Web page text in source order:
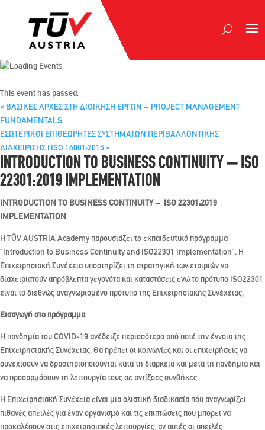
This event has passed.
« ΒΑΣΙΚΕΣ ΑΡΧΕΣ ΣΤΗ ΔΙΟΙΚΗΣΗ ΕΡΓΩΝ – PROJECT MANAGEMENT
FUNDAMENTALS
ΕΣΩΤΕΡΙΚΟΙ ΕΠΙΘΕΩΡΗΤΕΣ ΣΥΣΤΗΜΑΤΩΝ ΠΕΡΙΒΑΛΛΟΝΤΙΚΗΣ
ΔΙΑΧΕΙΡΙΣΗΣ | ISO 14001:2015 »
INTRODUCTION TO BUSINESS CONTINUITY – ISO
22301:2019 IMPLEMENTATION
INTRODUCTION TO BUSINESS CONTINUITY – ISO 22301:2019
IMPLEMENTATION
H TÜV AUSTRIA Academy παρουσιάζει το εκπαιδευτικό πρόγραμμα
“Introduction to Business Continuity and ISO22301 Implementation”. Η
Επιχειρησιακή Συνέχεια υποστηρίζει τη στρατηγική των εταιριών να
διαχειριστούν απρόβλεπτα γεγονότα και καταστάσεις ενώ το πρότυπο ISO22301
είναι το διεθνώς αναγνωρισμένο πρότυπο της Επιχειρησιακής Συνέχειας.
Εισαγωγή στο πρόγραμμα
Η πανδημία του COVID-19 ανέδειξε περισσότερο από ποτέ την έννοια της
Επιχειρησιακής Συνέχειας. Θα πρέπει οι κοινωνίες και οι επιχειρήσεις να
συνεχίσουν να δραστηριοποιούνται κατά τη διάρκεια και μετά τη πανδημία και
να προσαρμόσουν τη λειτουργία τους σε αντίξοες συνθήκες.
Η Επιχειρησιακή Συνέχεια είναι μια ολιστική διαδικασία που αναγνωρίζει
πιθανές απειλές για έναν οργανισμό και τις επιπτώσεις που μπορεί να
προκαλέσουν στις επιχειρησιακές λειτουργίες, αν αυτές οι απειλές